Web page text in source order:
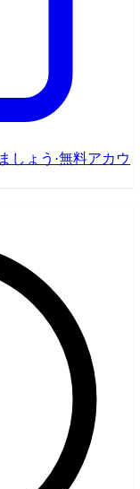
しょう ·無料アカウ